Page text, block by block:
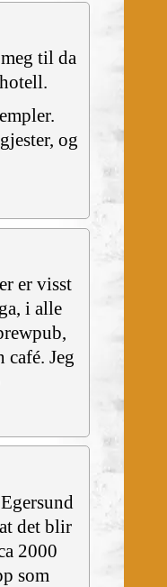
til da
og
er visst
i alle
Jeg
det blir
2000
som